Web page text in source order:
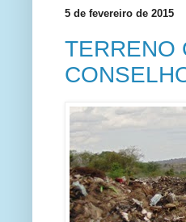
5 de fevereiro de 2015
TERRENO